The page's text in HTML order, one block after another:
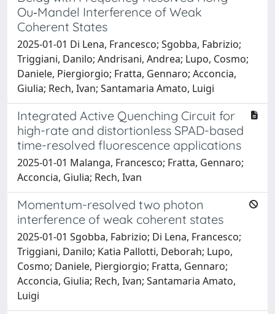
Ou‐Mandel Interference of Weak
Coherent States
2025-01-01 Di Lena, Francesco; Sgobba, Fabrizio;
Triggiani, Danilo; Andrisani, Andrea; Lupo, Cosmo;
Daniele, Piergiorgio; Fratta, Gennaro; Acconcia,
Giulia; Rech, Ivan; Santamaria Amato, Luigi
Integrated Active Quenching Circuit for
high-rate and distortionless SPAD-based
time-resolved fluorescence applications
2025-01-01 Malanga, Francesco; Fratta, Gennaro;
Acconcia, Giulia; Rech, Ivan
Momentum-resolved two photon
interference of weak coherent states
2025-01-01 Sgobba, Fabrizio; Di Lena, Francesco;
Triggiani, Danilo; Katia Pallotti, Deborah; Lupo,
Cosmo; Daniele, Piergiorgio; Fratta, Gennaro;
Acconcia, Giulia; Rech, Ivan; Santamaria Amato,
Luigi